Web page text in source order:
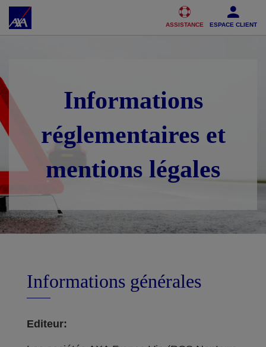
Accéder au Contenu Accéder au Pied de page
ASSISTANCE ESPACE CLIENT
Informations
réglementaires et
mentions légales
Informations générales
Editeur: